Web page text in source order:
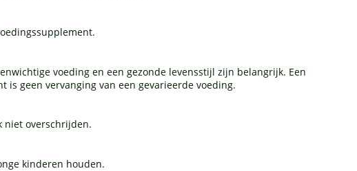
voeding en een gezonde levensstijl zijn belangrijk. Een
is geen vervanging van een gevarieerde voeding.
niet overschrijden.
kinderen houden.